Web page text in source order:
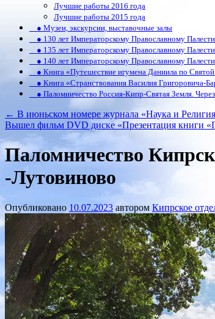
Лучшие работы 2016 года
Лучшие работы 2015 года
● Музеи, экскурсии, выставочные залы
● 130 лет Императорскому Православному
● 135 лет Императорскому Православному
● 140 лет Императорскому Православному
● Книга «Путешествие игумена Даниила по
● Книга «Странствования Василия Григоровича-
● Паломничество Россия-Кипр-Святая Земля.
← В июньском номере журнала «Наука и
Вышел фильм DVD диске «Презентация книги
Паломничество
-Лутовиново
Опубликовано 10.07.2023 автором Кипрское